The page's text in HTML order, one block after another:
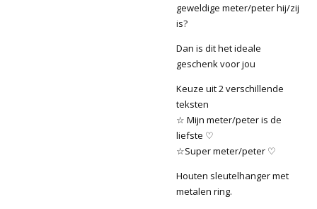
geweldige meter/peter hij/zij
is?
Dan is dit het ideale
geschenk voor jou
Keuze uit 2 verschillende
teksten
☆ Mijn meter/peter is de
liefste ♡
☆Super meter/peter ♡
Houten sleutelhanger met
metalen ring.